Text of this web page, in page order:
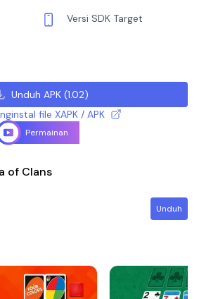
Versi SDK Target
Unduh APK(1.02)
file XAPK / APK
Permainan
of Clans
Unduh